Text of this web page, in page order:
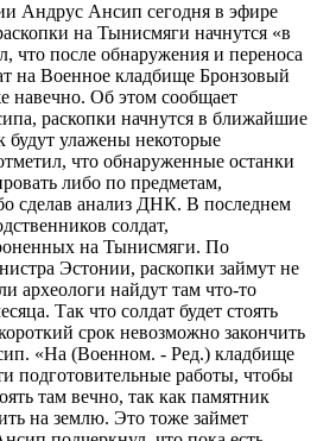
Андрус Ансип сегодня в эфире
на Тынисмяги начнутся «в
что после обнаружения и переноса
на Военное кладбище Бронзовый
навечно. Об этом сообщает
раскопки начнутся в ближайшие
будут улажены некоторые
что обнаруженные останки
либо по предметам,
сделав анализ ДНК. В последнем
солдат,
на Тынисмяги. По
Эстонии, раскопки займут не
археологи найдут там что-то
Так что солдат будет стоять
срок невозможно закончить
«На (Военном. - Ред.) кладбище
подготовительные работы, чтобы
там вечно, так как памятник
на землю. Это тоже займет